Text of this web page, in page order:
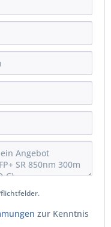
zur Kenntnis